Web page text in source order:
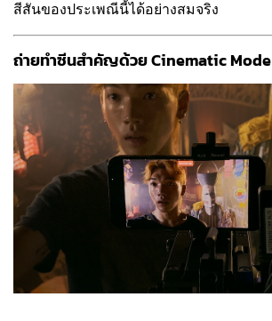
สีสันของประเพณีนี้ได้อย่างสมจริง
ถ่ายทำซีนสำคัญด้วย Cinematic Mode